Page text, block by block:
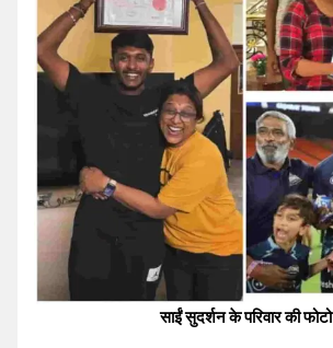
साईं सुदर्शन के परिवार की फोटो